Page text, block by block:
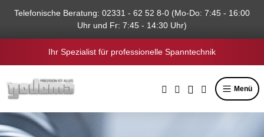
springen
Telefonische Beratung: 02331 - 62 52 8-0 (Mo-Do: 7:45 - 16:00
Uhr und Fr: 7:45 - 14:30 Uhr)
Ihr Spezialist für professionelle Spanntechnik
Menü